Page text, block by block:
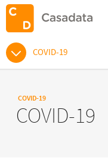
COVID-19
COVID-19
COVID-19